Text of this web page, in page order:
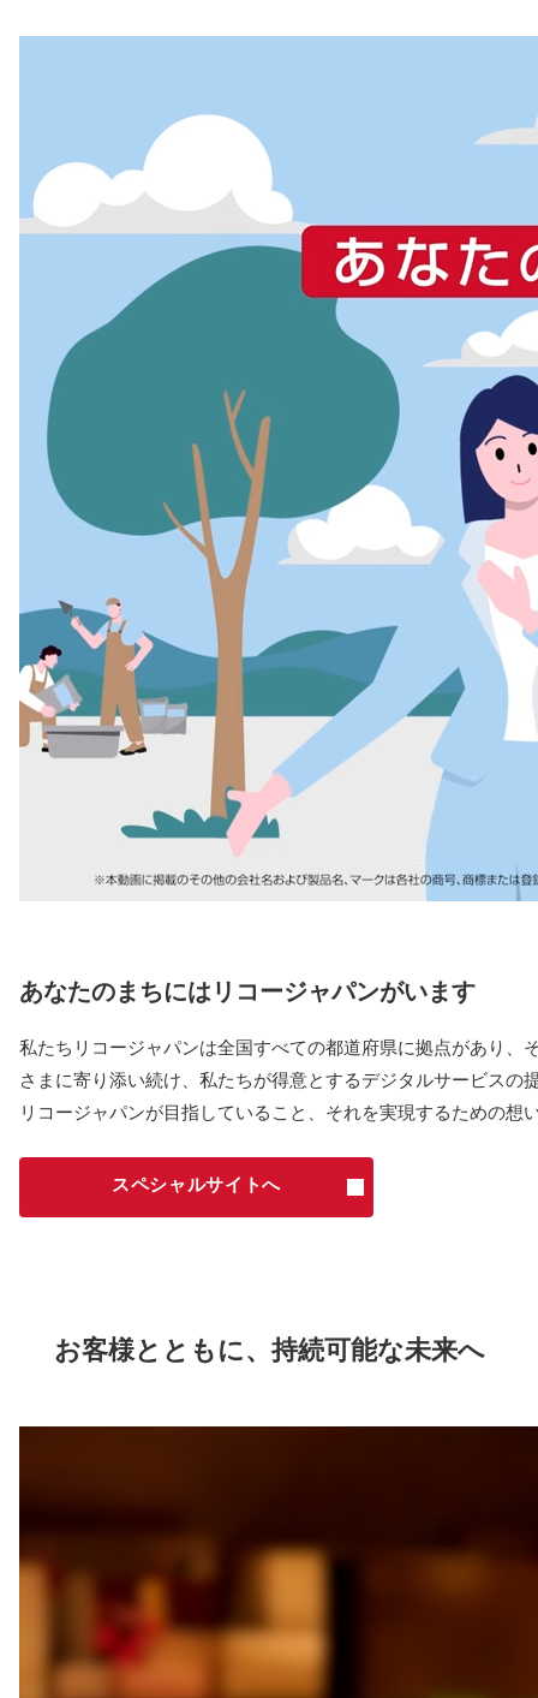
あなたのまちにはリコージャパンがいます
私たちリコージャパンは全国すべての都道府県に拠点があり
さまに寄り添い続け、私たちが得意とするデジタルサービスの
リコージャパンが目指していること、それを実現するための想
スペシャルサイトへ
お客様とともに、持続可能な未来へ